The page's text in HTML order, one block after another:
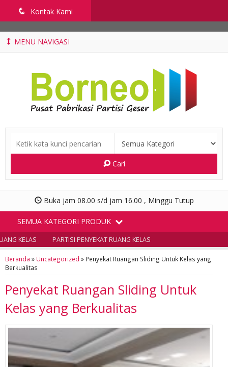
q Kontak Kami
MENU NAVIGASI
Cari
Buka jam 08.00 s/d jam 16.00 , Minggu Tutup
SEMUA KATEGORI PRODUK
KELAS PARTISI PENYEKAT RUANG KELAS
Beranda » Uncategorized » Penyekat Ruangan Sliding Untuk Kelas yang
Berkualitas
Penyekat Ruangan Sliding Untuk
Kelas yang Berkualitas